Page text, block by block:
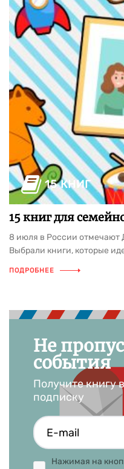
15 книг для
8 июля в России отмечают
Выбрали книги, которые
Бианки и историй о
ПОДРОБНЕЕ
15 КНИГ
Не
события
Получите книгу
подписку
Нажимая на